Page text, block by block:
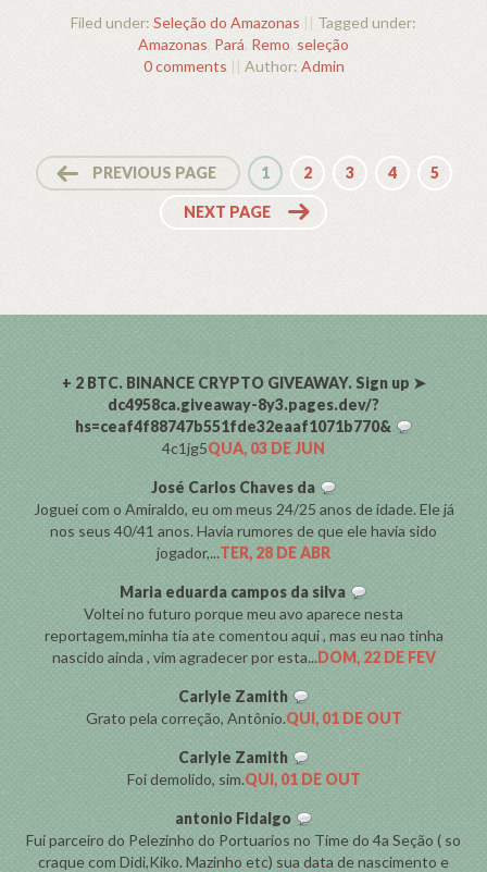
Filed under: Seleção do Amazonas || Tagged under:
Amazonas, Pará, Remo, seleção
0 comments || Author: Admin
PREVIOUS PAGE 1 2 3 4 5
NEXT PAGE
+ 2 BTC. BINANCE CRYPTO GIVEAWAY. Sign up ➤
dc4958ca.giveaway-8y3.pages.dev/?
hs=ceaf4f88747b551fde32eaaf1071b770&
4c1jg5QUA, 03 DE JUN
José Carlos Chaves da
Joguei com o Amiraldo, eu om meus 24/25 anos de idade. Ele já
nos seus 40/41 anos. Havia rumores de que ele havia sido
jogador,...TER, 28 DE ABR
Maria eduarda campos da silva
Voltei no futuro porque meu avo aparece nesta
reportagem,minha tia ate comentou aqui , mas eu nao tinha
nascido ainda , vim agradecer por esta...DOM, 22 DE FEV
Carlyle Zamith
Grato pela correção, Antônio.QUI, 01 DE OUT
Carlyle Zamith
Foi demolido, sim.QUI, 01 DE OUT
antonio Fidalgo
Fui parceiro do Pelezinho do Portuarios no Time do 4a Seção ( so
craque com Didi,Kiko. Mazinho etc) sua data de nascimento e